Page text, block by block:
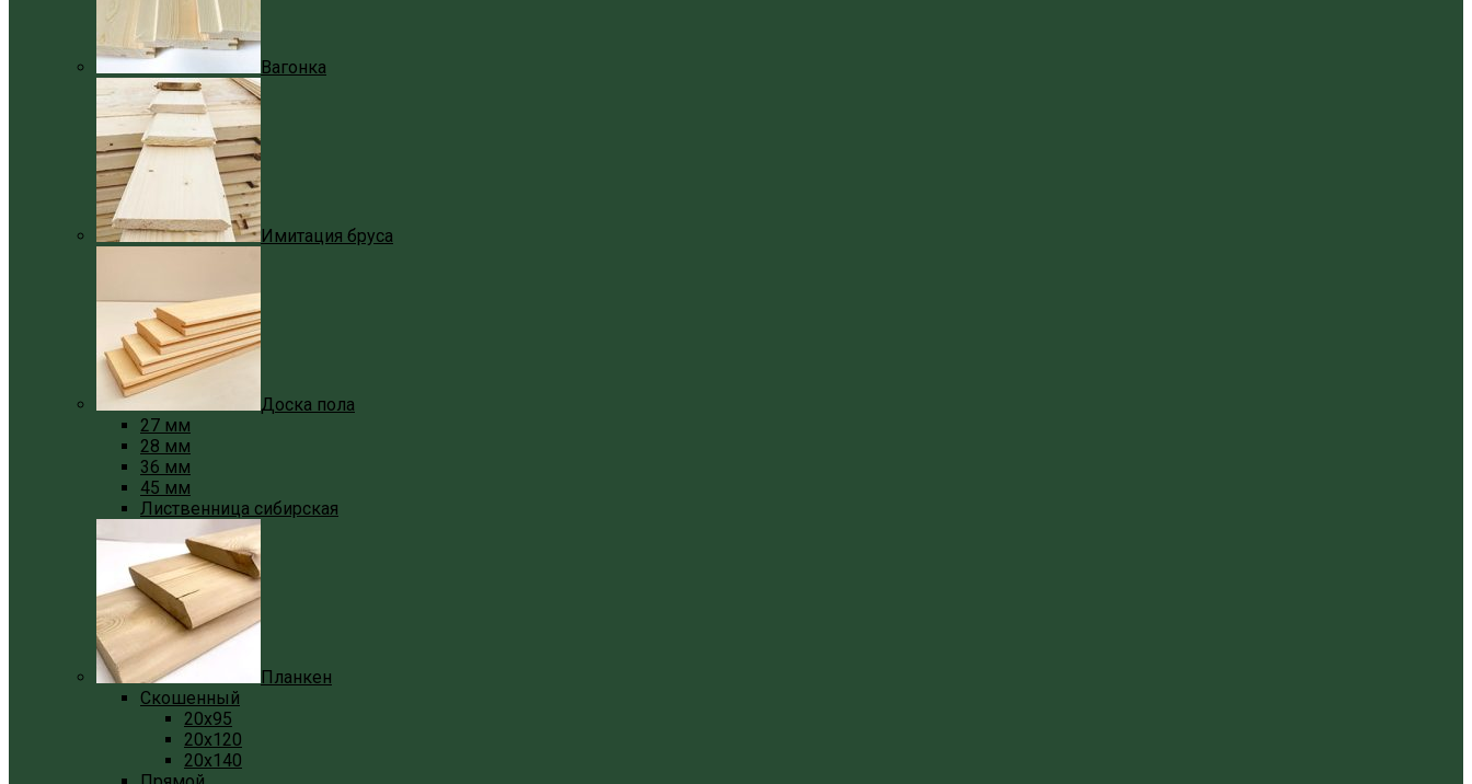
Вагонка
Имитация бруса
Доска пола
27 мм
28 мм
36 мм
45 мм
Лиственница сибирская
Планкен
Скошенный
20x95
20x120
20x140